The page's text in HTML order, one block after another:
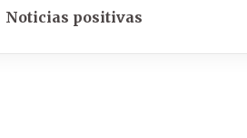
Noticias positivas